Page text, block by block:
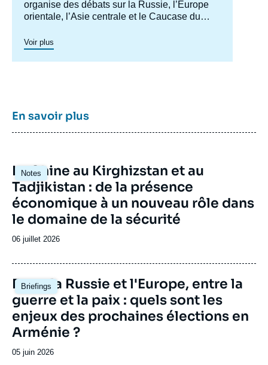
organise des débats sur la Russie, l’Europe
orientale, l’Asie centrale et le Caucase du
d'anticiper l'évolution de cette zone
géographique complexe en pleine mutation
pour enrichir le débat public en France et en
Voir plus
En savoir plus
Notes
Image
principale
La Chine au Kirghizstan et au
Tadjikistan : de la présence
économique à un nouveau rôle dans
le domaine de la sécurité
Date
publication
06 juillet 2026
Briefings
Image
principale
Entre la Russie et l'Europe, entre la
guerre et la paix : quels sont les
enjeux des prochaines élections en
Arménie ?
Date
05 juin 2026